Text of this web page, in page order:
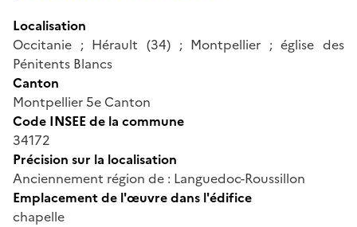
Localisation
Occitanie ; Hérault (34) ; Montpellier ; église des
Pénitents Blancs
Canton
Montpellier 5e Canton
Code INSEE de la commune
34172
Précision sur la localisation
Anciennement région de : Languedoc-Roussillon
Emplacement de l'œuvre dans l'édifice
chapelle